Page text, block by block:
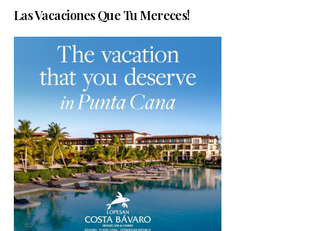
Las Vacaciones Que Tu Mereces!